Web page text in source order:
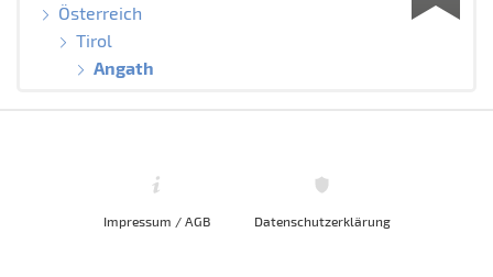
Österreich
Tirol
Angath
Impressum / AGB Datenschutzerklärung